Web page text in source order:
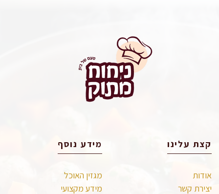
קצת עלינו
אודות
יצירת קשר
מידע נוסף
מגזין האוכל
מידע מקצועי